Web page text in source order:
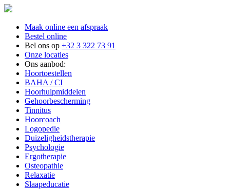
Maak online een afspraak
Bestel online
Bel ons op +32 3 322 73 91
Onze locaties
Ons aanbod:
Hoortoestellen
BAHA / CI
Hoorhulpmiddelen
Gehoorbescherming
Tinnitus
Hoorcoach
Logopedie
Duizeligheidstherapie
Psychologie
Ergotherapie
Osteopathie
Relaxatie
Slaapeducatie